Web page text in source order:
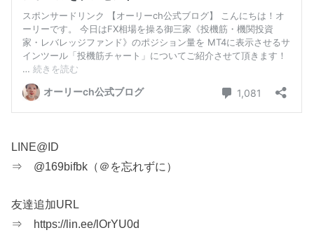
LINE@ID
⇒ @169bifbk（＠を忘れずに）
友達追加URL
⇒ https://lin.ee/lOrYU0d